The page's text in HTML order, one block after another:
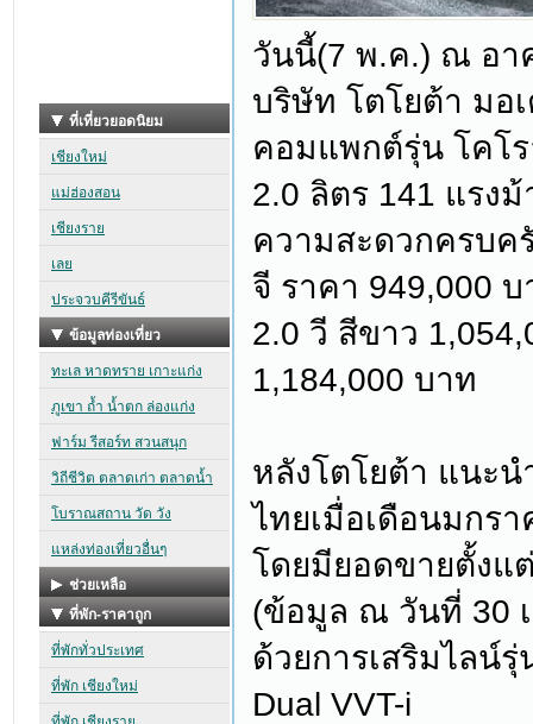
วันนี้(7 พ.ค.) ณ อา
บริษัท โตโยต้า มอ
คอมแพกต์รุ่น โคโ
2.0 ลิตร 141 แรง
ความสะดวกครบค
จี ราคา 949,000
2.0 วี สีขาว
1,184,000 บาท
หลังโตโยต้า แนะน
ไทยเมื่อเดือนมกร
โดยมียอดขายตั้งแ
(ข้อมูล ณ วันที่ 30
ด้วยการเสริมไลน์
Dual VVT-i